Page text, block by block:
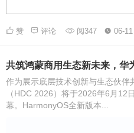
赞 评论 阅347 06-
共筑鸿蒙商用生态新未来，华
作为展示底层技术创新与生态伙伴
（HDC 2026）将于2026年6月12
幕。HarmonyOS全新版本...